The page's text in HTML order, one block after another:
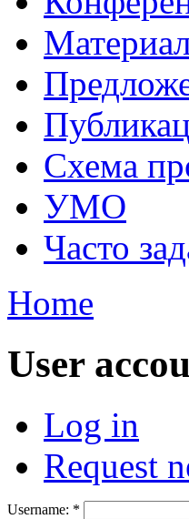
Схема
УМО
Часто
Home
User
Log in
Request
Username: *